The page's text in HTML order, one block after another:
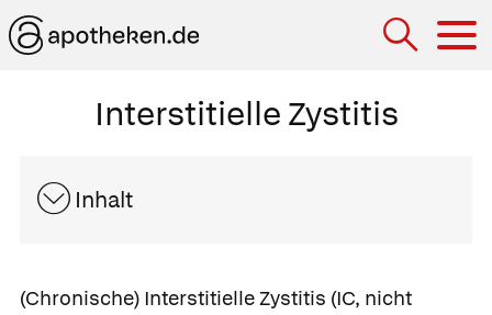
Interstitielle Zystitis
Inhalt
(Chronische) Interstitielle Zystitis (IC, nicht